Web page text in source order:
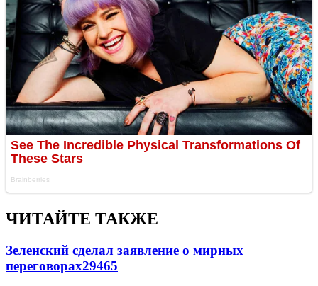
ЧИТАЙТЕ ТАКЖЕ
Зеленский сделал заявление о мирных
переговорах29465